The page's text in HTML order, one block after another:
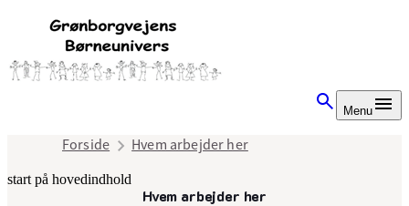
Menu
Forside Hvem arbejder her
start på hovedindhold
Hvem arbejder hersenest opdateret 30. juni 2025